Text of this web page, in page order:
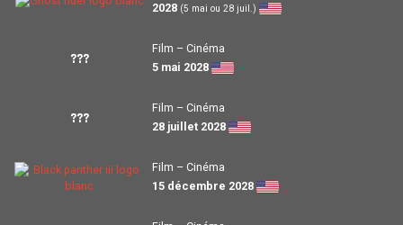
2028 (5 mai ou 28 juil.)
???
Film – Cinéma
5 mai 2028
???
Film – Cinéma
28 juillet 2028
Film – Cinéma
15 décembre 2028